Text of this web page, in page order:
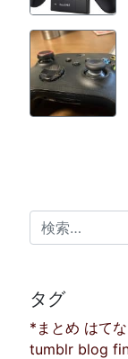
検索:
タグ
*まとめ はて
tumblr blog